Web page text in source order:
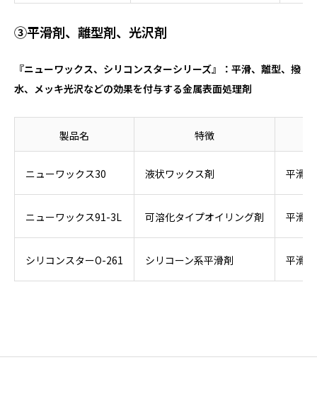
③平滑剤、離型剤、光沢剤
『ニューワックス、シリコンスターシリーズ』：平滑、離型、撥
水、メッキ光沢などの効果を付与する金属表面処理剤
製品名 特徴
ニューワックス30 液状ワックス剤 平滑
ニューワックス91-3L 可溶化タイプオイリング剤 平滑
シリコンスターO-261 シリコーン系平滑剤 平滑